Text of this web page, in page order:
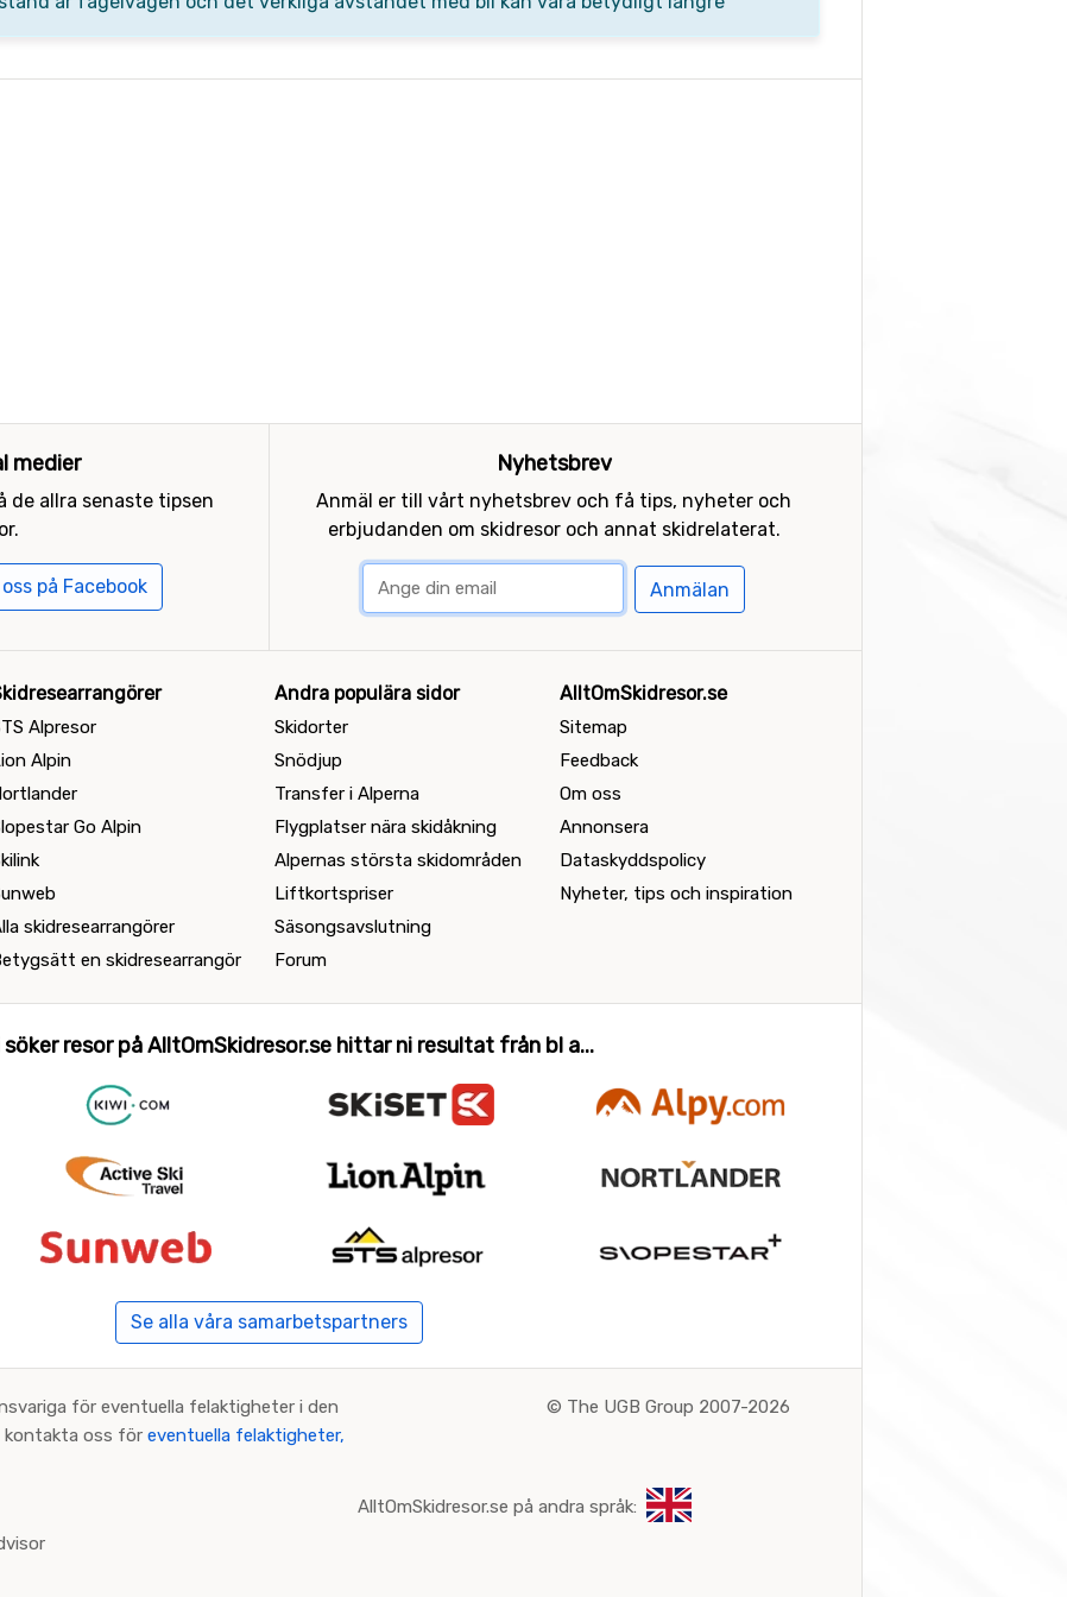
medier
de allra senaste tipsen
på Facebook
Nyhetsbrev
Anmäl er till vårt nyhetsbrev och få tips, nyheter och
erbjudanden om skidresor och annat skidrelaterat.
Anmälan
Alpresor
Alpin
Go Alpin
skidresearrangörer
en skidresearrangör
Andra populära sidor
Skidorter
Snödjup
Transfer i Alperna
Flygplatser nära skidåkning
Alpernas största skidområden
Liftkortspriser
Säsongsavslutning
Forum
AlltOmSkidresor.se
Sitemap
Feedback
Om oss
Annonsera
Dataskyddspolicy
Nyheter, tips och inspiration
söker resor på AlltOmSkidresor.se hittar ni resultat från bl a...
Se alla våra samarbetspartners
för eventuella felaktigheter i den
kontakta oss för eventuella felaktigheter,
© The UGB Group 2007-2026
AlltOmSkidresor.se på andra språk: